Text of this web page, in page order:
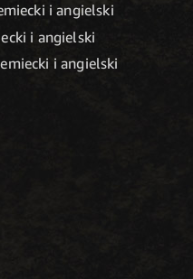
i angielski
i angielski
i angielski